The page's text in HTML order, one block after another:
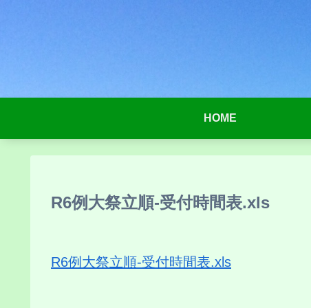
HOME
R6例大祭立順-受付時間表.xls
R6例大祭立順-受付時間表.xls